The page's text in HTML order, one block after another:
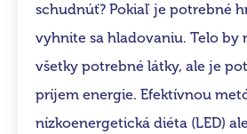
schudnúť? Pokiaľ je potrebné
vyhnite sa hladovaniu. Telo by
všetky potrebné látky, ale je
príjem energie. Efektívnou
nízkoenergetická diéta (LED)